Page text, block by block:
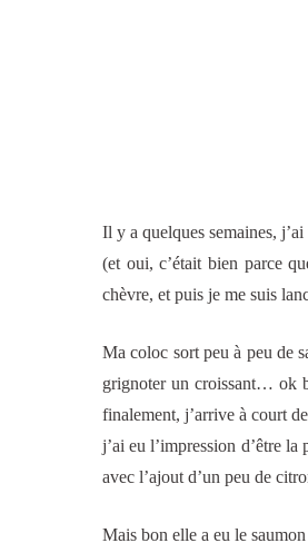
Il y a quelques semaines,
(et oui, c’était bien parce
chèvre, et puis je me suis
Ma coloc sort peu à peu de
grignoter un croissant… ok
finalement, j’arrive à court
j’ai eu l’impression d’être
avec l’ajout d’un peu de
Mais bon elle a eu le